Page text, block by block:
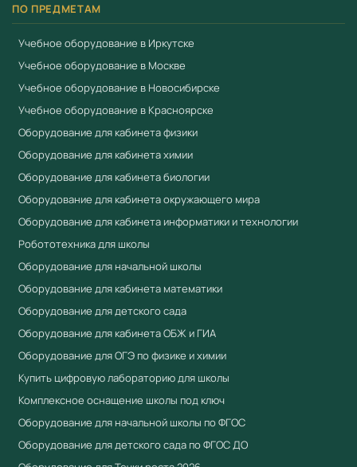
уведомления.
Применение в образовательном процессе
Оборудование применяется в образовательном
процессе для проведения практических занятий,
лабораторных работ и демонстрационных
экспериментов. Соответствует требованиям ФГОС и
Приказа № 838 Минпросвещения от 28.11.2024 к
оснащению образовательных учреждений.
Соответствует ФГОС и Приказу № 838
Минпросвещения
Приоритет при госзакупках по 44-ФЗ для продукции
из реестра Минпромторга (ПП РФ № 719, ПП РФ №
616)
Сертификат соответствия ЕАЭС
Полная комплектация с документацией
Гарантия производителя
Работаем по 44-ФЗ и 223-ФЗ — полный пакет
документов для госзакупок
ПО ПРЕДМЕТАМ
Учебное оборудование в Иркутске
Учебное оборудование в Москве
Учебное оборудование в Новосибирске
Учебное оборудование в Красноярске
Оборудование для кабинета физики
Оборудование для кабинета химии
Оборудование для кабинета биологии
Оборудование для кабинета окружающего мира
Оборудование для кабинета информатики и технологии
Робототехника для школы
Оборудование для начальной школы
Оборудование для кабинета математики
Оборудование для детского сада
Оборудование для кабинета ОБЖ и ГИА
Оборудование для ОГЭ по физике и химии
Купить цифровую лабораторию для школы
Комплексное оснащение школы под ключ
Оборудование для начальной школы по ФГОС
Оборудование для детского сада по ФГОС ДО